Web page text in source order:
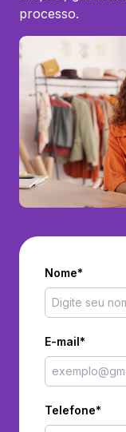
processo.
Nome*
E-mail*
Telefone*